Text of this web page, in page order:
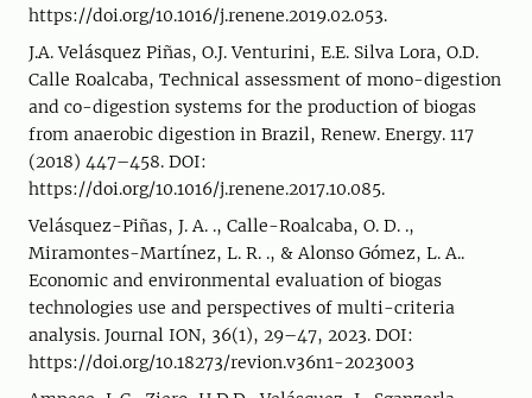
https://doi.org/10.1016/j.renene.2019.02.053.
J.A. Velásquez Piñas, O.J. Venturini, E.E. Silva Lora, O.D.
Calle Roalcaba, Technical assessment of mono-digestion
and co-digestion systems for the production of biogas
from anaerobic digestion in Brazil, Renew. Energy. 117
(2018) 447–458. DOI:
https://doi.org/10.1016/j.renene.2017.10.085.
Velásquez-Piñas, J. A. ., Calle-Roalcaba, O. D. .,
Miramontes-Martínez, L. R. ., & Alonso Gómez, L. A..
Economic and environmental evaluation of biogas
technologies use and perspectives of multi-criteria
analysis. Journal ION, 36(1), 29–47, 2023. DOI:
https://doi.org/10.18273/revion.v36n1-2023003